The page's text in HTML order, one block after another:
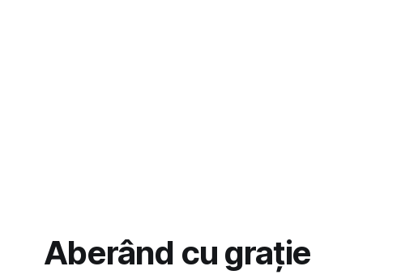
Aberând cu grație